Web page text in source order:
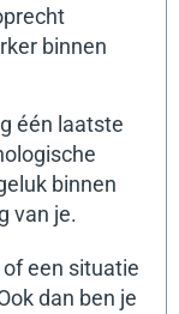
binnen
één laatste
binnen
van je.
een situatie
dan ben je